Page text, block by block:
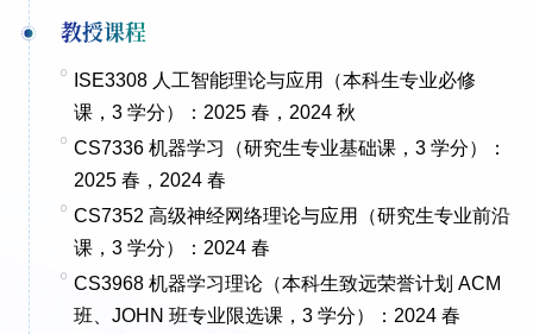
教授课程
ISE3308 人工智能理论与应用（本科生专业必修
课，3 学分）：2025 春，2024 秋
CS7336 机器学习（研究生专业基础课，3 学分）：
2025 春，2024 春
CS7352 高级神经网络理论与应用（研究生专业前沿
课，3 学分）：2024 春
CS3968 机器学习理论（本科生致远荣誉计划 ACM
班、JOHN 班专业限选课，3 学分）：2024 春